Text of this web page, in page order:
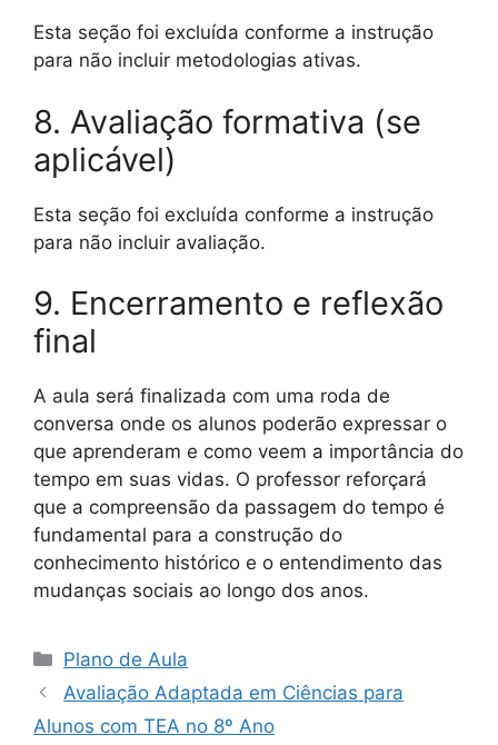
Esta seção foi excluída conforme a instrução
para não incluir metodologias ativas.
8. Avaliação formativa (se
aplicável)
Esta seção foi excluída conforme a instrução
para não incluir avaliação.
9. Encerramento e reflexão
final
A aula será finalizada com uma roda de
conversa onde os alunos poderão expressar o
que aprenderam e como veem a importância do
tempo em suas vidas. O professor reforçará
que a compreensão da passagem do tempo é
fundamental para a construção do
conhecimento histórico e o entendimento das
mudanças sociais ao longo dos anos.
Categorias
Plano de Aula
Avaliação Adaptada em Ciências para
Alunos com TEA no 8º Ano